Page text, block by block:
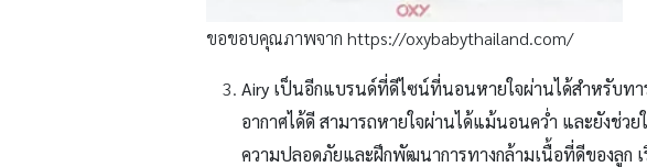
ขอขอบคุณภาพจาก https://oxybabythailand.com/
Airy เป็นอีกแบรนด์ที่ดีไซน์ที่นอนหายใจผ่านได้สำหรับทา
อากาศได้ดี สามารถหายใจผ่านได้แม้นอนคว่ำ และยังช่ว
ความปลอดภัยและฝึกพัฒนาการทางกล้ามเนื้อที่ดีของลูก